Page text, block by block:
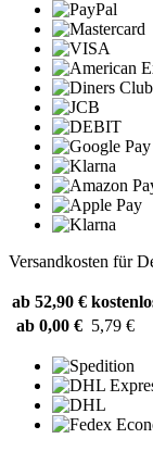
Versandkosten für
ab 52,90 €
ab 0,00 € 5,79 €